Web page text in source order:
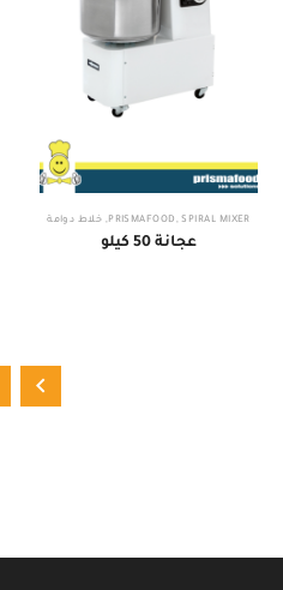
PRISMAFOOD ,SPIRAL MIXER
, خلاط دوامة
عجانة 50 كيلو